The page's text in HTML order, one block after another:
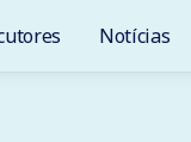
Notícias